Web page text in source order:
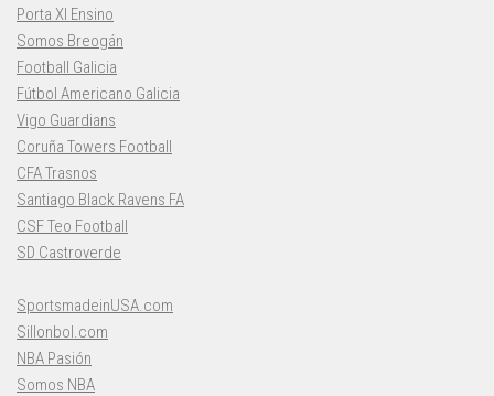
Porta XI Ensino
Somos Breogán
Football Galicia
Fútbol Americano Galicia
Vigo Guardians
Coruña Towers Football
CFA Trasnos
Santiago Black Ravens FA
CSF Teo Football
SD Castroverde
SportsmadeinUSA.com
Sillonbol.com
NBA Pasión
Somos NBA